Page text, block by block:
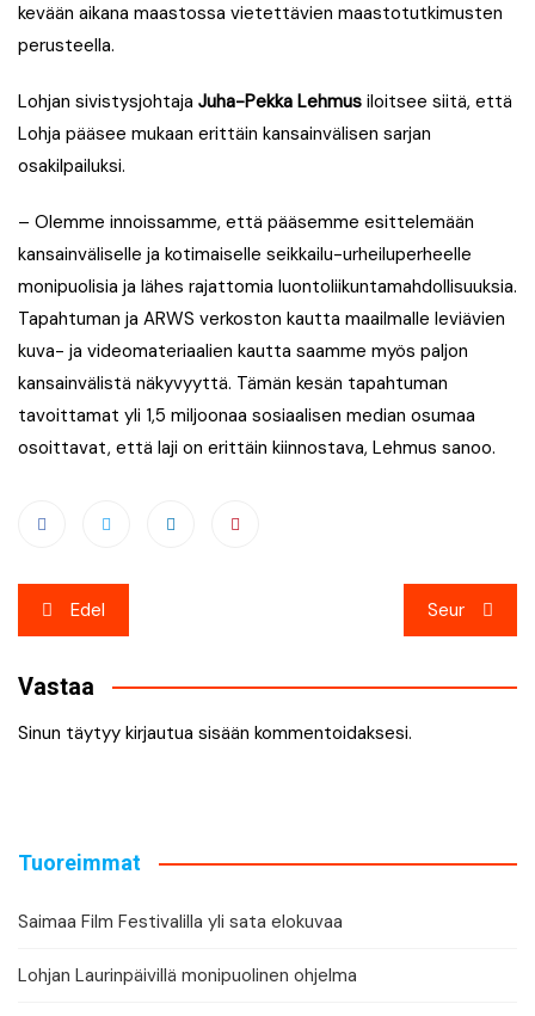
kevään aikana maastossa vietettävien maastotutkimusten
perusteella.
Lohjan sivistysjohtaja Juha-Pekka Lehmus iloitsee siitä, että
Lohja pääsee mukaan erittäin kansainvälisen sarjan
osakilpailuksi.
– Olemme innoissamme, että pääsemme esittelemään
kansainväliselle ja kotimaiselle seikkailu-urheiluperheelle
monipuolisia ja lähes rajattomia luontoliikuntamahdollisuuksia.
Tapahtuman ja ARWS verkoston kautta maailmalle leviävien
kuva- ja videomateriaalien kautta saamme myös paljon
kansainvälistä näkyvyyttä. Tämän kesän tapahtuman
tavoittamat yli 1,5 miljoonaa sosiaalisen median osumaa
osoittavat, että laji on erittäin kiinnostava, Lehmus sanoo.
Artikkelien
selaus
Edel Seur
Vastaa
Sinun täytyy kirjautua sisään kommentoidaksesi.
Tuoreimmat
Saimaa Film Festivalilla yli sata elokuvaa
Lohjan Laurinpäivillä monipuolinen ohjelma